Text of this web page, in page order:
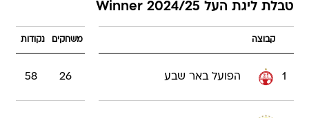
טבלת ליגת העל Winner 2024/25
קבוצה משחקים נקודות
1 הפועל באר שבע 26
58